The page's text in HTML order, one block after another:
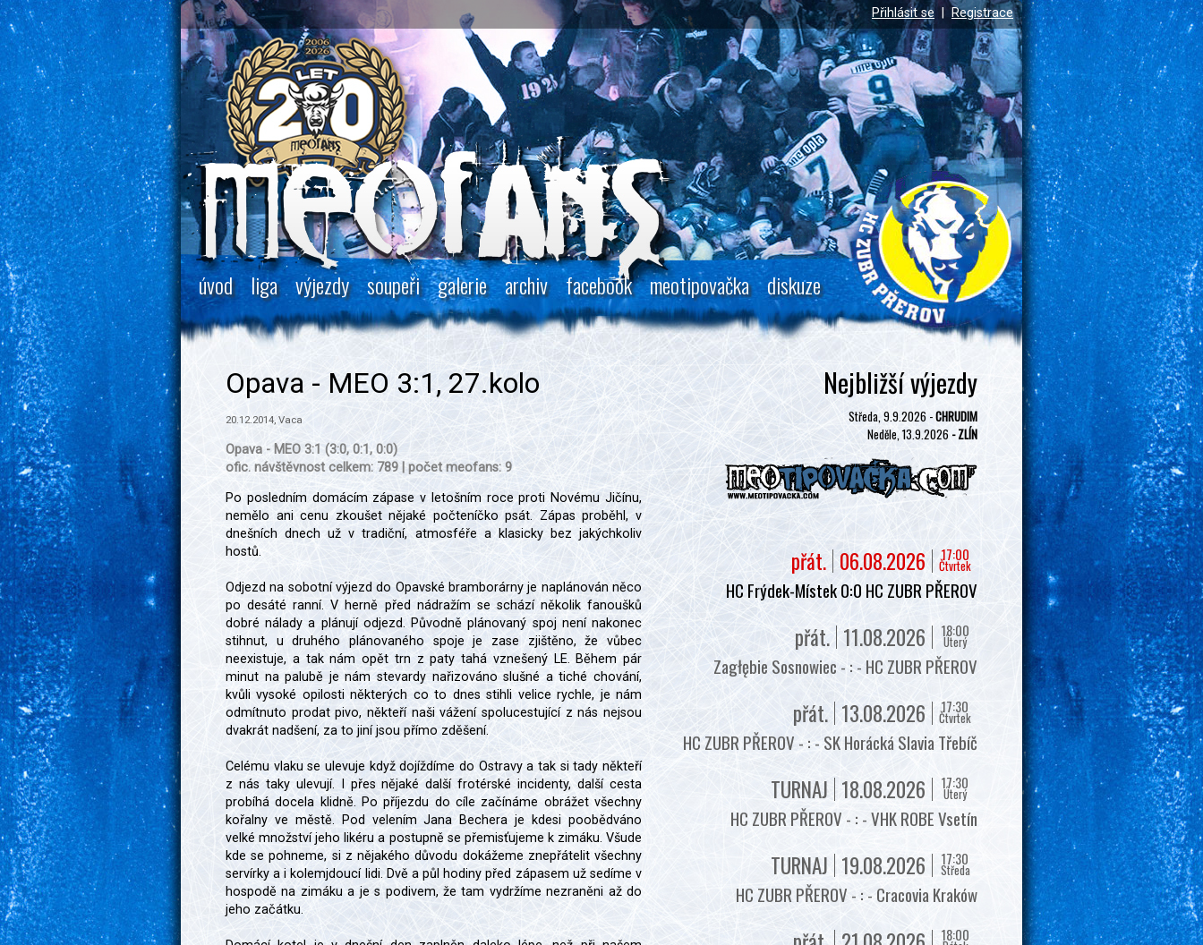
Přihlásit se Registrace
úvod liga výjezdy soupeři galerie archiv facebook meotipovačka diskuze
Opava - MEO 3:1, 27.kolo
20.12.2014, Vaca
Opava - MEO 3:1 (3:0, 0:1, 0:0)
ofic. návštěvnost celkem: 789 | počet meofans: 9
Po posledním domácím zápase v letošním roce proti Novému Jičínu,
nemělo ani cenu zkoušet nějaké počteníčko psát. Zápas proběhl, v
dnešních dnech už v tradiční, atmosféře a klasicky bez jakýchkoliv
hostů.
Odjezd na sobotní výjezd do Opavské bramborárny je naplánován něco
po desáté ranní. V herně před nádražím se schází několik fanoušků
dobré nálady a plánují odjezd. Původně plánovaný spoj není nakonec
stihnut, u druhého plánovaného spoje je zase zjištěno, že vůbec
neexistuje, a tak nám opět trn z paty tahá vznešený LE. Během pár
minut na palubě je nám stevardy nařizováno slušné a tiché chování,
kvůli vysoké opilosti některých co to dnes stihli velice rychle, je nám
odmítnuto prodat pivo, někteří naši vážení spolucestující z nás nejsou
dvakrát nadšení, za to jiní jsou přímo zděšení.
Celému vlaku se ulevuje když dojíždíme do Ostravy a tak si tady někteří
z nás taky ulevují. I přes nějaké další frotérské incidenty, další cesta
probíhá docela klidně. Po příjezdu do cíle začínáme obrážet všechny
kořalny ve městě. Pod velením Jana Bechera je kdesi poobědváno
velké množství jeho likéru a postupně se přemisťujeme k zimáku. Všude
kde se pohneme, si z nějakého důvodu dokážeme znepřátelit všechny
servírky a i kolemjdoucí lidi. Dvě a půl hodiny před zápasem už sedíme v
hospodě na zimáku a je s podivem, že tam vydržíme nezraněni až do
jeho začátku.
Nejbližší výjezdy
Středa, 9.9.2026 -CHRUDIM
Neděle, 13.9.2026 - ZLÍN
17:00
Čtvrtek
06.08.2026
přát.
HC Frýdek-Místek 0:0 HC ZUBR PŘEROV
18:00
Úterý
11.08.2026
přát.
Zagłębie Sosnowiec - : - HC ZUBR PŘEROV
17:30
Čtvrtek
13.08.2026
přát.
HC ZUBR PŘEROV - : - SK Horácká Slavia Třebíč
17:30
Úterý
18.08.2026
TURNAJ
HC ZUBR PŘEROV - : - VHK ROBE Vsetín
17:30
Středa
19.08.2026
TURNAJ
HC ZUBR PŘEROV - : - Cracovia Kraków
18:00